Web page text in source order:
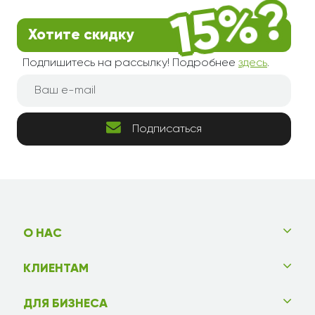
Хотите скидку
Подпишитесь на рассылку! Подробнее здесь.
Подписаться
О НАС
КЛИЕНТАМ
ДЛЯ БИЗНЕСА